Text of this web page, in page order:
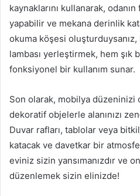
kaynaklarını kullanarak,
yapabilir ve mekana derinlik
okuma köşesi
lambası yerleştirmek, hem şık
fonksiyonel bir kullanım sunar.
Son olarak, mobilya düzeninizi
dekoratif objelerle alanınızı
Duvar rafları, tablolar veya
katacak ve davetkar bir
eviniz sizin yansımanızdır ve
düzenlemek sizin elinizde!